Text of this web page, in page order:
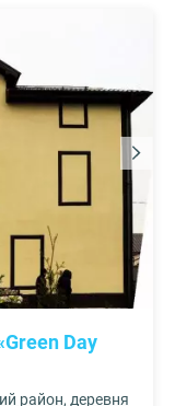
Day
район, деревня